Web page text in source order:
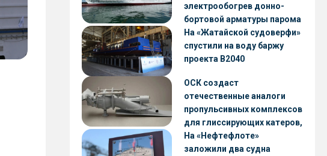
электрообогрев донно-
бортовой арматуры парома
«Петропавловск» проекта
CNF22
На «Жатайской судоверфи»
спустили на воду баржу
проекта В2040
ОСК создаст
отечественные аналоги
пропульсивных комплексов
для глиссирующих катеров,
скоростных судов и судов с
малой осадкой
На «Нефтефлоте»
заложили два судна